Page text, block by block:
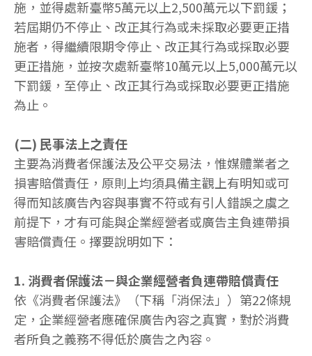
施，並得處新臺幣5萬元以上2,500萬元以下罰鍰；
若屆期仍不停止、改正其行為或未採取必要更正措
施者，得繼續限期令停止、改正其行為或採取必要
更正措施，並按次處新臺幣10萬元以上5,000萬元以
下罰鍰，至停止、改正其行為或採取必要更正措施
為止。
(二) 民事法上之責任
主要為消費者保護法及公平交易法，惟媒體業者之
損害賠償責任，原則上均須具備主觀上有明知或可
得而知該廣告內容與事實不符或有引人錯誤之虞之
前提下，才有可能與企業經營者或廣告主負連帶損
害賠償責任。擇要說明如下：
1. 消費者保護法－與企業經營者負連帶賠償責任
依《消費者保護法》（下稱「消保法」）第22條規
定，企業經營者應確保廣告內容之真實，對於消費
者所負之義務不得低於廣告之內容。